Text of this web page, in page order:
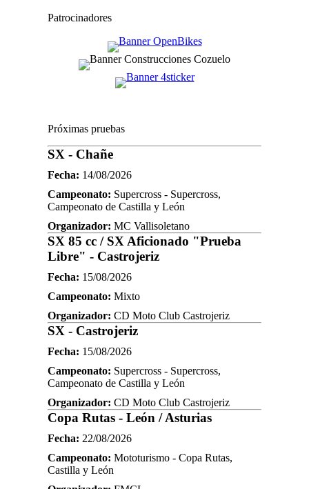
Patrocinadores
Próximas pruebas
SX - Chañe
Fecha: 14/08/2026
Campeonato: Supercross - Supercross,
Campeonato de Castilla y León
Organizador: MC Vallisoletano
SX 85 cc / SX Aficionado "Prueba
Libre" - Castrojeriz
Fecha: 15/08/2026
Campeonato: Mixto
Organizador: CD Moto Club Castrojeriz
SX - Castrojeriz
Fecha: 15/08/2026
Campeonato: Supercross - Supercross,
Campeonato de Castilla y León
Organizador: CD Moto Club Castrojeriz
Copa Rutas - León / Asturias
Fecha: 22/08/2026
Campeonato: Mototurismo - Copa Rutas,
Castilla y León